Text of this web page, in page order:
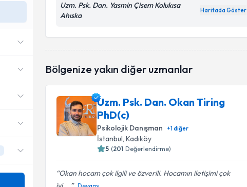
Uzm. Psk. Dan. Yasmin Çisem Kolukısa
Ahıska
Haritada Göster
Bölgenize yakın diğer uzmanlar
Uzm. Psk. Dan. Okan Tiring
PhD(c)
Psikolojik Danışman +1diğer
İstanbul, Kadıköy
5 (201 Değerlendirme)
Okan hocam çok ilgili ve özverili. Hocamın iletişimi çok